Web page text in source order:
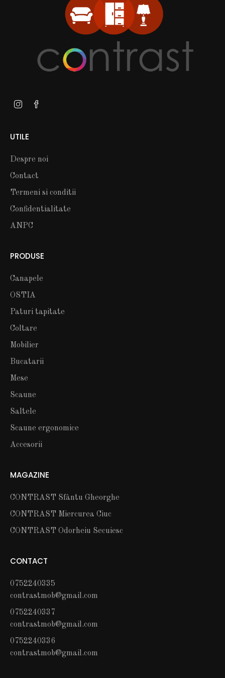
UTILE
Despre noi
Contact
Termeni si conditii
Confidentialitate
ANPC
PRODUSE
Canapele
OSTIA
Paturi tapitate
Coltare
Mobilier
Bucatarii
Mese
Scaune
Saltele
Scaune ergonomice
Accesorii
MAGAZINE
CONTRAST Sfântu Gheorghe
CONTRAST Miercurea Ciuc
CONTRAST Odorheiu Secuiesc
CONTACT
0752240335
contrastmob@gmail.com
0752240337
contrastmob@gmail.com
0752240336
contrastmob@gmail.com